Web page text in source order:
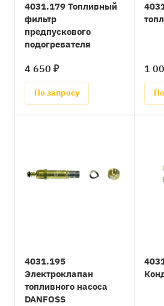
4031.179 Топливный
фильтр
предпускового
подогревателя
4 650 ₽
По запросу
1
4031.195
Электроклапан
топливного насоса
DANFOSS